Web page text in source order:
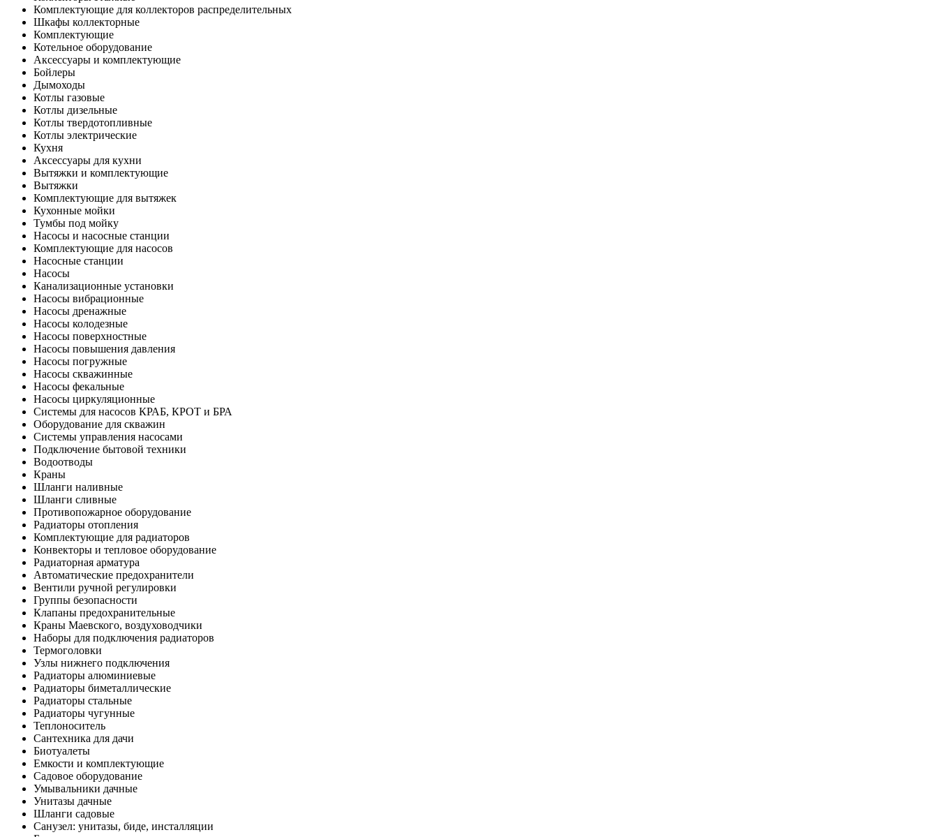
Комплектующие для коллекторов распределительных
Шкафы коллекторные
Комплектующие
Котельное оборудование
Аксессуары и комплектующие
Бойлеры
Дымоходы
Котлы газовые
Котлы дизельные
Котлы твердотопливные
Котлы электрические
Кухня
Аксессуары для кухни
Вытяжки и комплектующие
Вытяжки
Комплектующие для вытяжек
Кухонные мойки
Тумбы под мойку
Насосы и насосные станции
Комплектующие для насосов
Насосные станции
Насосы
Канализационные установки
Насосы вибрационные
Насосы дренажные
Насосы колодезные
Насосы поверхностные
Насосы повышения давления
Насосы погружные
Насосы скважинные
Насосы фекальные
Насосы циркуляционные
Системы для насосов КРАБ, КРОТ и БРА
Оборудование для скважин
Системы управления насосами
Подключение бытовой техники
Водоотводы
Краны
Шланги наливные
Шланги сливные
Противопожарное оборудование
Радиаторы отопления
Комплектующие для радиаторов
Конвекторы и тепловое оборудование
Радиаторная арматура
Автоматические предохранители
Вентили ручной регулировки
Группы безопасности
Клапаны предохранительные
Краны Маевского, воздуховодчики
Наборы для подключения радиаторов
Термоголовки
Узлы нижнего подключения
Радиаторы алюминиевые
Радиаторы биметаллические
Радиаторы стальные
Радиаторы чугунные
Теплоноситель
Сантехника для дачи
Биотуалеты
Емкости и комплектующие
Садовое оборудование
Умывальники дачные
Унитазы дачные
Шланги садовые
Санузел: унитазы, биде, инсталляции